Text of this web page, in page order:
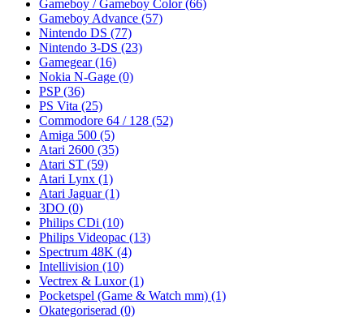
Gameboy / Gameboy Color(66)
Gameboy Advance (57)
Nintendo DS (77)
Nintendo 3-DS (23)
Gamegear(16)
Nokia N-Gage (0)
PSP(36)
PS Vita (25)
Commodore 64 / 128 (52)
Amiga 500 (5)
Atari 2600 (35)
Atari ST (59)
Atari Lynx (1)
Atari Jaguar(1)
3DO (0)
Philips CDi (10)
Philips Videopac (13)
Spectrum 48K (4)
Intellivision (10)
Vectrex & Luxor(1)
Pocketspel (Game & Watch mm) (1)
Okategoriserad (0)